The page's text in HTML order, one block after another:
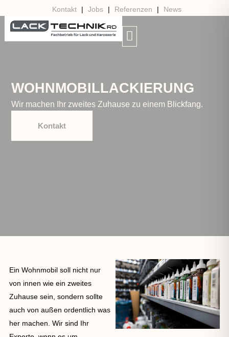
Kontakt| Jobs| Referenzen | News
WOHNMOBILLACKIERUNG
Wir machen Ihr zweites Zuhause zu einem Blickfang.
Kontakt
Ein Wohnmobil soll nicht nur
von innen wie ein zweites
Zuhause sein, sondern sollte
auch von außen ordentlich was
her machen. Wir sind Ihr